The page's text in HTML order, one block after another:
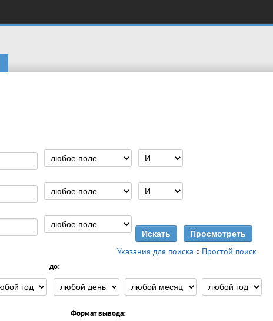
Указания для поиска :: Простой поиск
до:
Формат вывода: